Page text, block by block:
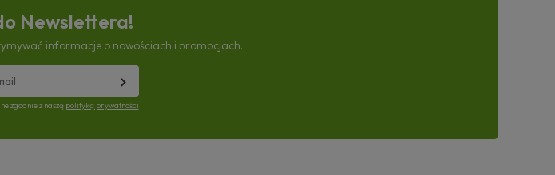
Newslettera!
informacje o nowościach i promocjach.
zgodnie z naszą polityką prywatności